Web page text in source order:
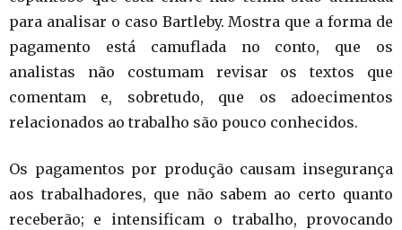
para analisar o caso Bartleby. Mostra que a forma de
pagamento está camuflada no conto, que os
analistas não costumam revisar os textos que
comentam e, sobretudo, que os adoecimentos
relacionados ao trabalho são pouco conhecidos.
Os pagamentos por produção causam insegurança
aos trabalhadores, que não sabem ao certo quanto
receberão; e intensificam o trabalho, provocando